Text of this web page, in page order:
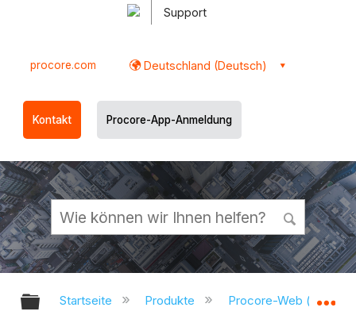
Support
procore.com Deutschland (Deutsch)
Kontakt Procore-App-Anmeldung
Globale Hierarchie auf- und
Startseite Produkte Procore-Web